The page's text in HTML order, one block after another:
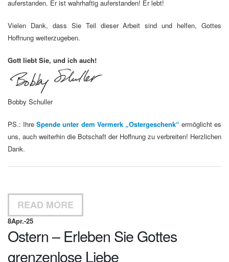
auferstanden. Er ist wahrhaftig auferstanden! Er lebt!
Vielen Dank, dass Sie Teil dieser Arbeit sind und helfen, Gottes
Hoffnung weiterzugeben.
Gott liebt Sie, und ich auch!
Bobby Schuller
PS.: IhreSpende unter dem Vermerk „Ostergeschenk“ ermöglicht es
uns, auch weiterhin die Botschaft der Hoffnung zu verbreiten! Herzlichen
Dank.
READ MORE
8Apr.-25
Ostern – Erleben Sie Gottes
grenzenlose Liebe